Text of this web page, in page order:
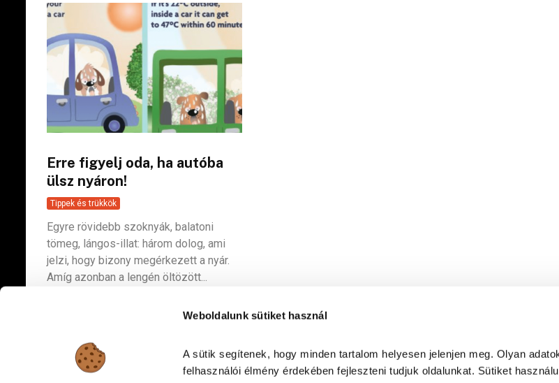
Weboldalunk sütiket használ
A sütik segítenek, hogy minden tartalom helyesen jelenjen meg. Olyan
felhasználói élmény érdekében fejleszteni tudjuk oldalunkat. Sütiket
Erre figyelj oda, ha autóba
ülsz nyáron!
Tippek és trükkök
Egyre rövidebb szoknyák, balatoni
tömeg, lángos-illat: három dolog, ami
jelzi, hogy bizony megérkezett a nyár.
Amíg azonban a lengén öltözött...